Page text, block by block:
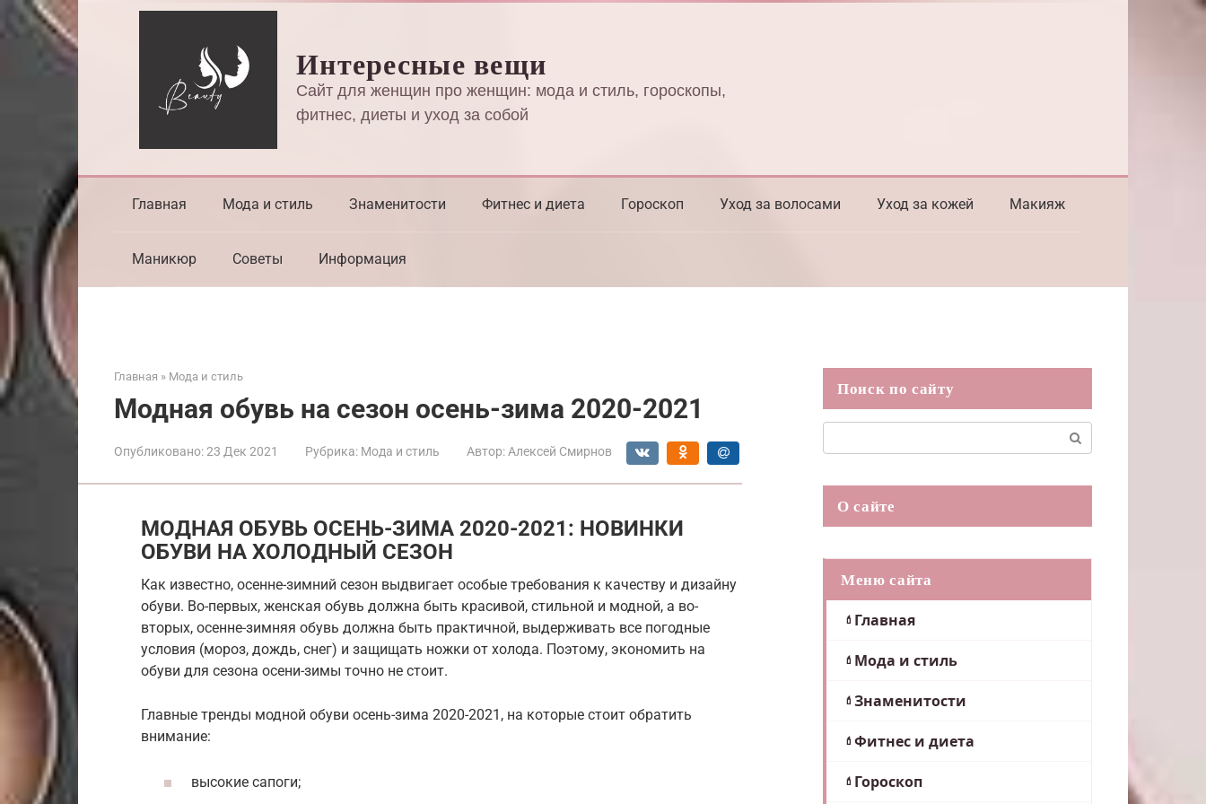
Перейти
к
контенту
Интересные вещи
Сайт для женщин про женщин: мода и стиль, гороскопы,
фитнес, диеты и уход за собой
Главная Мода и стиль Знаменитости Фитнес и диета Гороскоп Уход за волосами Уход за кожей Макияж
Маникюр Советы Информация
Главная » Мода и стиль
Модная обувь на сезон осень-зима 2020-2021
Опубликовано:23 Дек 2021 Рубрика: Мода и стиль Автор: Алексей Смирнов
МОДНАЯ ОБУВЬ ОСЕНЬ-ЗИМА 2020-2021: НОВИНКИ
ОБУВИ НА ХОЛОДНЫЙ СЕЗОН
Как известно, осенне-зимний сезон выдвигает особые требования к качеству и дизайну
обуви. Во-первых, женская обувь должна быть красивой, стильной и модной, а во-
вторых, осенне-зимняя обувь должна быть практичной, выдерживать все погодные
условия (мороз, дождь, снег) и защищать ножки от холода. Поэтому, экономить на
обуви для сезона осени-зимы точно не стоит.
Главные тренды модной обуви осень-зима 2020-2021, на которые стоит обратить
внимание:
высокие сапоги;
Поиск по сайту
О сайте
Меню сайта
Главная
Мода и стиль
Знаменитости
Фитнес и диета
Гороскоп